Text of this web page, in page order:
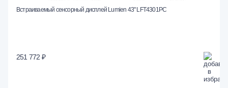
Встраиваемый сенсорный дисплей Lumien 43" LFT4301PC
251 772 ₽